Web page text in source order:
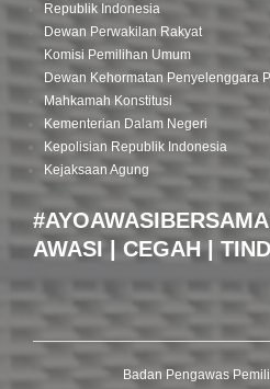
Republik Indonesia
Dewan Perwakilan Rakyat
Komisi Pemilihan Umum
Dewan Kehormatan Penyelenggara
Mahkamah Konstitusi
Kementerian Dalam Negeri
Kepolisian Republik Indonesia
Kejaksaan Agung
#AYOAWASIBERSAMA
AWASI | CEGAH |
Badan Pengawas